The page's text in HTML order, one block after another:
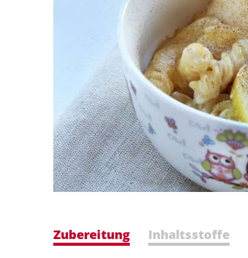
Zubereitung Inhaltsstoffe